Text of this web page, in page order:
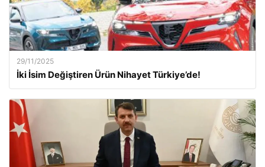
29/11/2025
İki İsim Değiştiren Ürün Nihayet Türkiye’de!